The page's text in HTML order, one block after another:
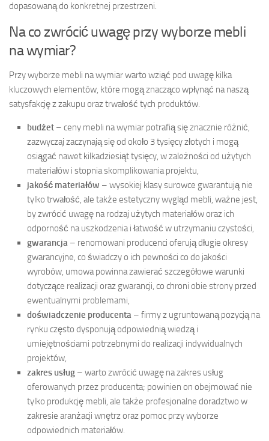
dopasowaną do konkretnej przestrzeni.
Na co zwrócić uwagę przy wyborze mebli
na wymiar?
Przy wyborze mebli na wymiar warto wziąć pod uwagę kilka
kluczowych elementów, które mogą znacząco wpłynąć na naszą
satysfakcję z zakupu oraz trwałość tych produktów.
budżet – ceny mebli na wymiar potrafią się znacznie różnić,
zazwyczaj zaczynają się od około 3 tysięcy złotych i mogą
osiągać nawet kilkadziesiąt tysięcy, w zależności od użytych
materiałów i stopnia skomplikowania projektu,
jakość materiałów – wysokiej klasy surowce gwarantują nie
tylko trwałość, ale także estetyczny wygląd mebli, ważne jest,
by zwrócić uwagę na rodzaj użytych materiałów oraz ich
odporność na uszkodzenia i łatwość w utrzymaniu czystości,
gwarancja – renomowani producenci oferują długie okresy
gwarancyjne, co świadczy o ich pewności co do jakości
wyrobów, umowa powinna zawierać szczegółowe warunki
dotyczące realizacji oraz gwarancji, co chroni obie strony przed
ewentualnymi problemami,
doświadczenie producenta – firmy z ugruntowaną pozycją na
rynku często dysponują odpowiednią wiedzą i
umiejętnościami potrzebnymi do realizacji indywidualnych
projektów,
zakres usług – warto zwrócić uwagę na zakres usług
oferowanych przez producenta; powinien on obejmować nie
tylko produkcję mebli, ale także profesjonalne doradztwo w
zakresie aranżacji wnętrz oraz pomoc przy wyborze
odpowiednich materiałów.